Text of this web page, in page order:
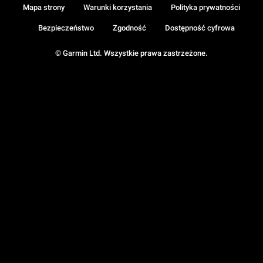
© Garmin Ltd. Wszystkie prawa zastrzeżone.
Mapa strony Warunki korzystania Polityka prywatności
Bezpieczeństwo Zgodność Dostępność cyfrowa